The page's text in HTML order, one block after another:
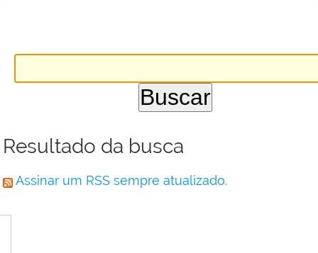
Resultado da busca
Assinar um RSS sempre atualizado.